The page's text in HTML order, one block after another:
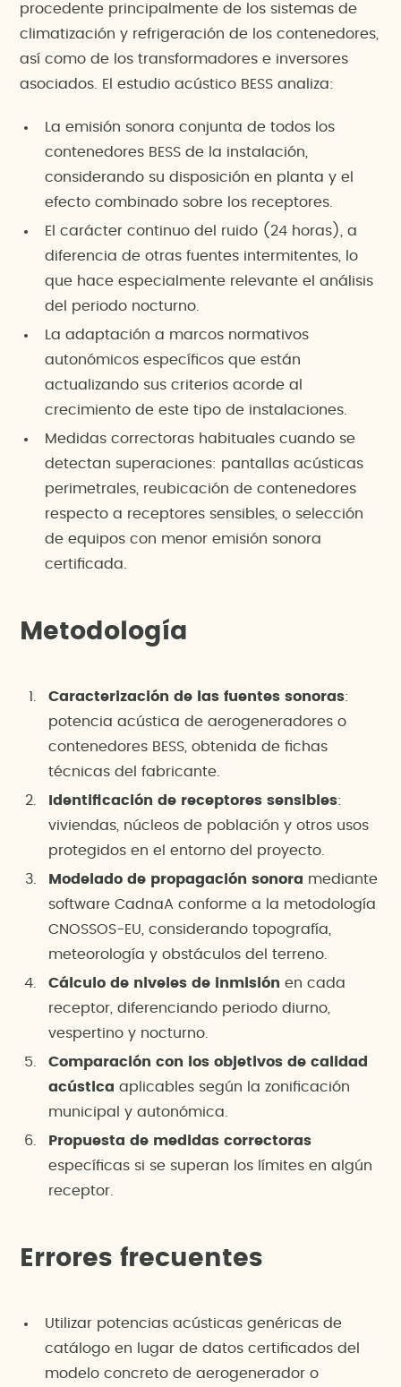
procedente principalmente de los sistemas de
climatización y refrigeración de los contenedores,
así como de los transformadores e inversores
asociados. El estudio acústico BESS analiza:
La emisión sonora conjunta de todos los
contenedores BESS de la instalación,
considerando su disposición en planta y el
efecto combinado sobre los receptores.
El carácter continuo del ruido (24 horas), a
diferencia de otras fuentes intermitentes, lo
que hace especialmente relevante el análisis
del periodo nocturno.
La adaptación a marcos normativos
autonómicos específicos que están
actualizando sus criterios acorde al
crecimiento de este tipo de instalaciones.
Medidas correctoras habituales cuando se
detectan superaciones: pantallas acústicas
perimetrales, reubicación de contenedores
respecto a receptores sensibles, o selección
de equipos con menor emisión sonora
certificada.
Metodología
Caracterización de las fuentes sonoras:
potencia acústica de aerogeneradores o
contenedores BESS, obtenida de fichas
técnicas del fabricante.
Identificación de receptores sensibles:
viviendas, núcleos de población y otros usos
protegidos en el entorno del proyecto.
Modelado de propagación sonora mediante
software CadnaA conforme a la metodología
CNOSSOS-EU, considerando topografía,
meteorología y obstáculos del terreno.
Cálculo de niveles de inmisión en cada
receptor, diferenciando periodo diurno,
vespertino y nocturno.
Comparación con los objetivos de calidad
acústica aplicables según la zonificación
municipal y autonómica.
Propuesta de medidas correctoras
específicas si se superan los límites en algún
receptor.
Errores frecuentes
Utilizar potencias acústicas genéricas de
catálogo en lugar de datos certificados del
modelo concreto de aerogenerador o